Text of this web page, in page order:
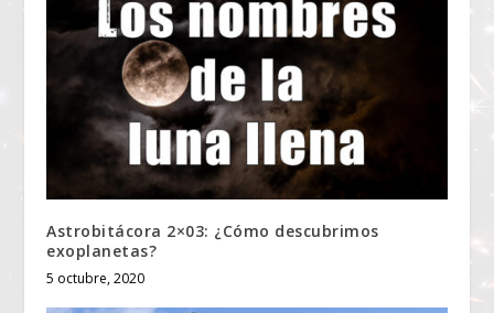
Astrobitácora 2×03: ¿Cómo descubrimos
exoplanetas?
5 octubre, 2020